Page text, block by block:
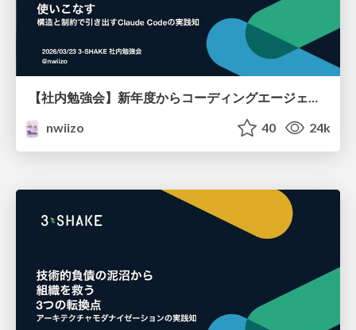
【社内勉強会】新年度からコーディングエージェントを使いこなす - 構造と制約で引き出すClaude Codeの実践知
nwiizo
40 24k